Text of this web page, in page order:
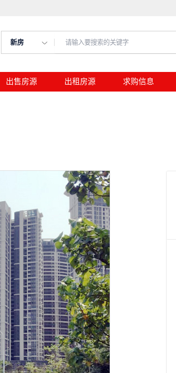
新房
出售房源 出租房源 求购信息